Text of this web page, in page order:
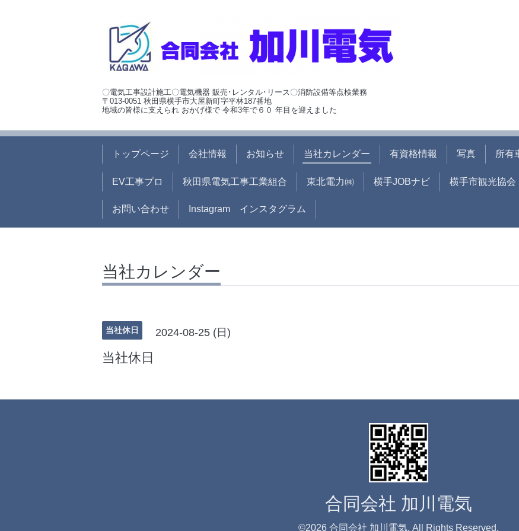
〇電気工事設計施工〇電気機器 販売･レンタル･リース〇消防設備等点検業務
〒013-0051 秋田県横手市大屋新町字平林187番地
地域の皆様に支えられ おかげ様で 令和3年で６０ 年目を迎えました
トップページ 会社情報 お知らせ 当社カレンダー 有資格情報 写真 所有
EV工事プロ 秋田県電気工事工業組合 東北電力㈱ 横手JOBナビ 横手市観光協会
お問い合わせ Instagram インスタグラム
当社カレンダー
当社休日 2024-08-25 (日)
当社休日
合同会社 加川電気
©2026 合同会社 加川電気. All Rights Reserved.